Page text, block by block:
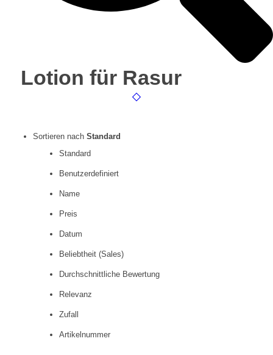
Lotion für Rasur
Sortieren nach Standard
Standard
Benutzerdefiniert
Name
Preis
Datum
Beliebtheit (Sales)
Durchschnittliche Bewertung
Relevanz
Zufall
Artikelnummer